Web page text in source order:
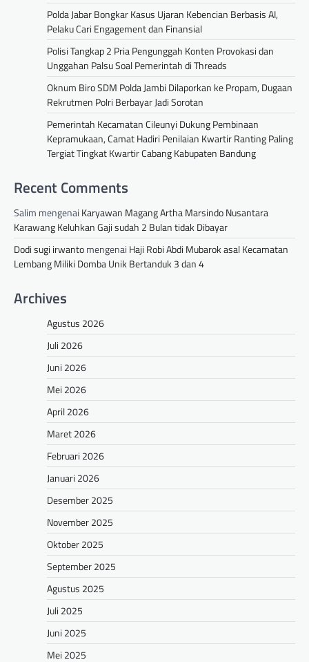
Polda Jabar Bongkar Kasus Ujaran Kebencian Berbasis AI,
Pelaku Cari Engagement dan Finansial
Polisi Tangkap 2 Pria Pengunggah Konten Provokasi dan
Unggahan Palsu Soal Pemerintah di Threads
Oknum Biro SDM Polda Jambi Dilaporkan ke Propam, Dugaan
Rekrutmen Polri Berbayar Jadi Sorotan
Pemerintah Kecamatan Cileunyi Dukung Pembinaan
Kepramukaan, Camat Hadiri Penilaian Kwartir Ranting Paling
Tergiat Tingkat Kwartir Cabang Kabupaten Bandung
Recent Comments
Salim mengenai Karyawan Magang Artha Marsindo Nusantara
Karawang Keluhkan Gaji sudah 2 Bulan tidak Dibayar
Dodi sugi irwantomengenai Haji Robi Abdi Mubarok asal Kecamatan
Lembang Miliki Domba Unik Bertanduk 3 dan 4
Archives
Agustus 2026
Juli 2026
Juni 2026
Mei 2026
April 2026
Maret 2026
Februari 2026
Januari 2026
Desember 2025
November 2025
Oktober 2025
September 2025
Agustus 2025
Juli 2025
Juni 2025
Mei 2025